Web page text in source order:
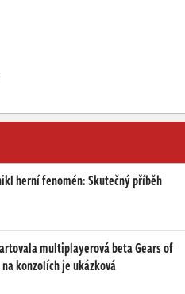
herní fenomén: Skutečný příběh
multiplayerová beta Gears of
konzolích je ukázková